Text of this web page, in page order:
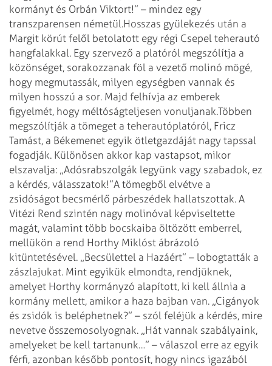
kormányt és Orbán Viktort!” – mindez egy
transzparensen németül.Hosszas gyülekezés után a
Margit körút felől betolatott egy régi Csepel teherautó
hangfalakkal. Egy szervező a platóról megszólítja a
közönséget, sorakozzanak föl a vezető molinó mögé,
hogy megmutassák, milyen egységben vannak és
milyen hosszú a sor. Majd felhívja az emberek
figyelmét, hogy méltóságteljesen vonuljanak.Többen
megszólítják a tömeget a teherautóplatóról, Fricz
Tamást, a Békemenet egyik ötletgazdáját nagy tapssal
fogadják. Különösen akkor kap vastapsot, mikor
elszavalja: „Adósrabszolgák le­gyünk vagy szabadok, ez
a kérdés, válasszatok!”A tömegből elvétve a
zsidóságot becsmérlő párbeszédek hallatszottak. A
Vitézi Rend szintén nagy molinóval képviseltette
magát, valamint több bocskaiba öltözött emberrel,
mellükön a rend Horthy Miklóst ábrázoló
kitüntetésével. „Becsülettel a Hazáért” – lobogtatták a
zászlajukat. Mint egyikük elmondta, rendjüknek,
amelyet Horthy kormányzó alapított, ki kell állnia a
kormány mellett, amikor a haza bajban van. „Cigányok
és zsidók is beléphetnek?” – szól feléjük a kérdés, mire
nevetve összemosolyognak. „Hát vannak szabályaink,
amelyeket be kell tartanunk…” – válaszol erre az egyik
férfi, azonban később pontosít, hogy nincs igazából